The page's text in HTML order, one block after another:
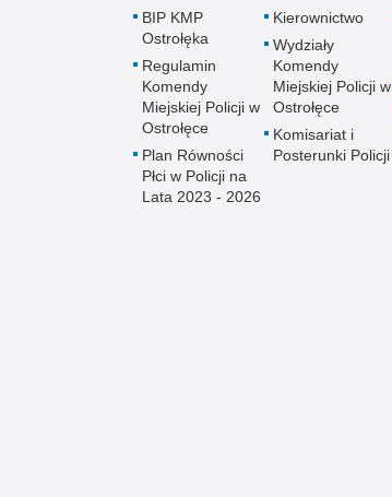
BIP KMP
Ostrołęka
Regulamin
Komendy
Miejskiej Policji w
Ostrołęce
Plan Równości
Płci w Policji na
Lata 2023 - 2026
Kierownictwo
Wydziały
Komendy
Miejskiej Policji w
Ostrołęce
Komisariat i
Posterunki Policji